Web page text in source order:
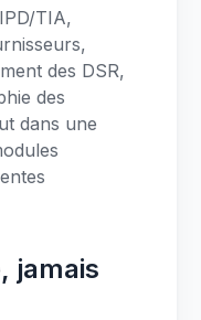
TIA,
des DSR,
des
dans une
jamais